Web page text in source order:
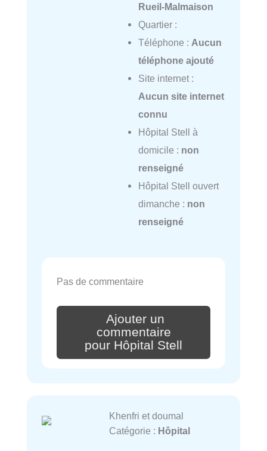
Rueil-Malmaison
Quartier :
Téléphone : Aucun
téléphone ajouté
Site internet :
Aucun site internet
connu
Hôpital Stell à
domicile : non
renseigné
Hôpital Stell ouvert
dimanche : non
renseigné
Pas de commentaire
Ajouter un
commentaire
pour Hôpital Stell
Khenfri et doumal
Catégorie : Hôpital